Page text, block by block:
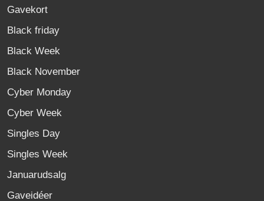
Gavekort
Black friday
Black Week
Black November
Cyber Monday
Cyber Week
Singles Day
Singles Week
Januarudsalg
Gaveidéer